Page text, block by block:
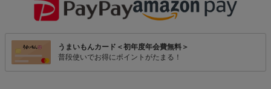
うまいもんカード＜初年度年会費無料＞
普段使いでお得にポイントがたまる！